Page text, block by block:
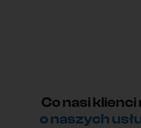
Co nasi
o naszych